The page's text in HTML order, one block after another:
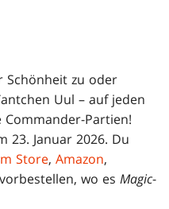
Schönheit zu oder
Uul – auf jeden
Partien!
23. Januar 2026. Du
Store,Amazon,
wo esMagic-